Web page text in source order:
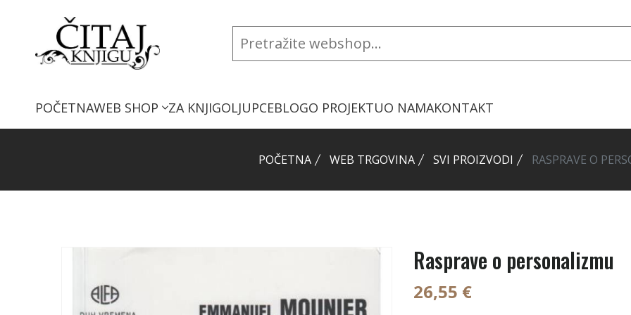
POČETNAWEB SHOP ZA KNJIGOLJUPCEBLOGO PROJEKTUO NAMAKONTAKT
POČETNA WEB TRGOVINA SVI PROIZVODI RASPRAVE O
Rasprave o personalizmu
26,55 €